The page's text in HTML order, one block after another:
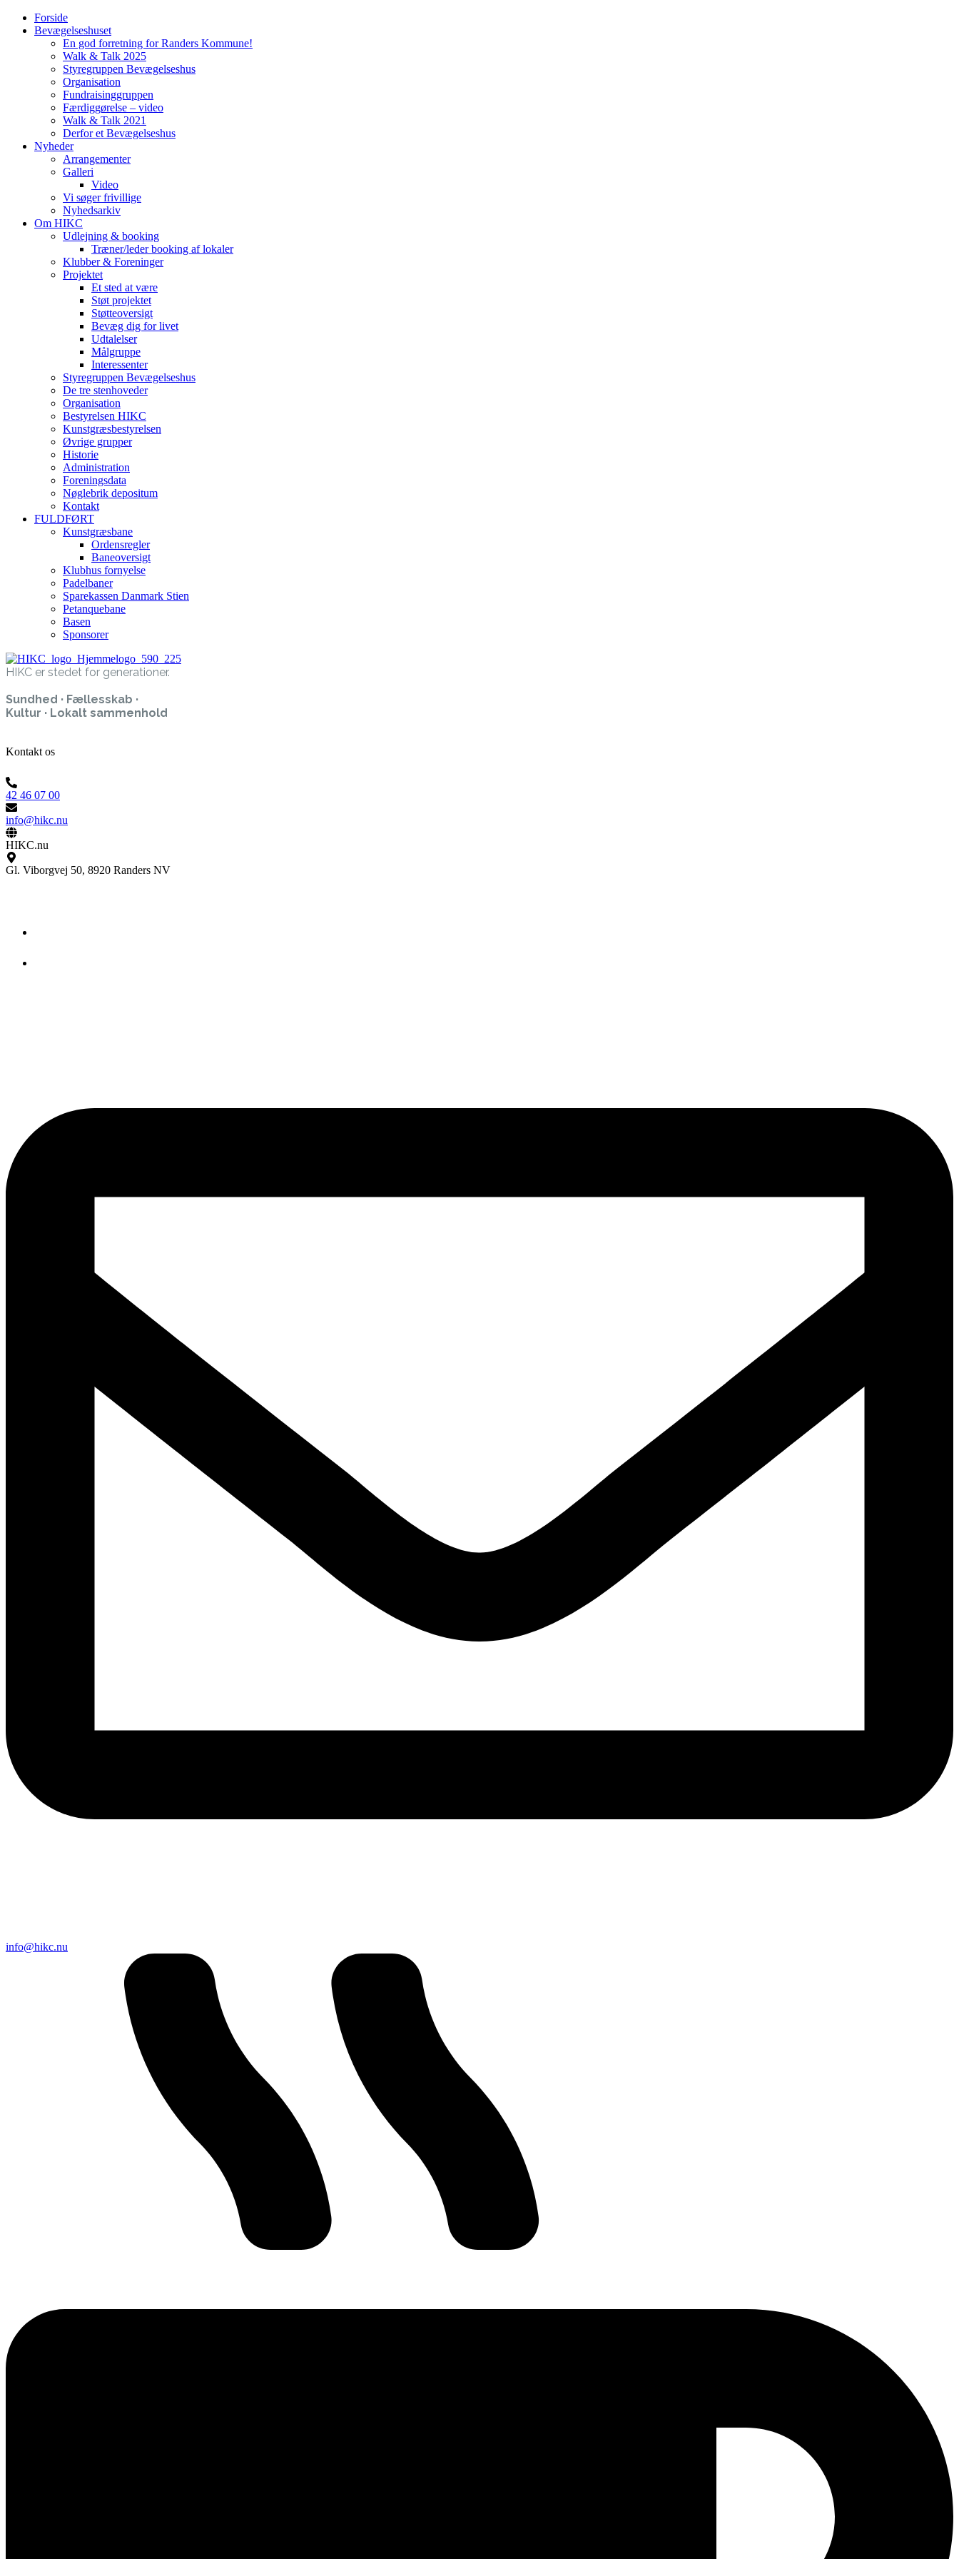
Forside
Bevægelseshuset
En god forretning for Randers Kommune!
Walk & Talk 2025
Styregruppen Bevægelseshus
Organisation
Fundraisinggruppen
Færdiggørelse – video
Walk & Talk 2021
Derfor et Bevægelseshus
Nyheder
Arrangementer
Galleri
Video
Vi søger frivillige
Nyhedsarkiv
Om HIKC
Udlejning & booking
Træner/leder booking af lokaler
Klubber & Foreninger
Projektet
Et sted at være
Støt projektet
Støtteoversigt
Bevæg dig for livet
Udtalelser
Målgruppe
Interessenter
Styregruppen Bevægelseshus
De tre stenhoveder
Organisation
Bestyrelsen HIKC
Kunstgræsbestyrelsen
Øvrige grupper
Historie
Administration
Foreningsdata
Nøglebrik depositum
Kontakt
FULDFØRT
Kunstgræsbane
Ordensregler
Baneoversigt
Klubhus fornyelse
Padelbaner
Sparekassen Danmark Stien
Petanquebane
Basen
Sponsorer
HIKC er stedet for generationer.
Sundhed · Fællesskab ·
Kultur · Lokalt sammenhold
Kontakt os
42 46 07 00
info@hikc.nu
HIKC.nu
Gl. Viborgvej 50, 8920 Randers NV
info@hikc.nu